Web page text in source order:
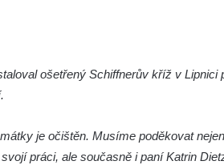
ošetřený Schiffnerův kříž v Lipnici
je očištěn. Musíme poděkovat
práci, ale současně i paní Katrin